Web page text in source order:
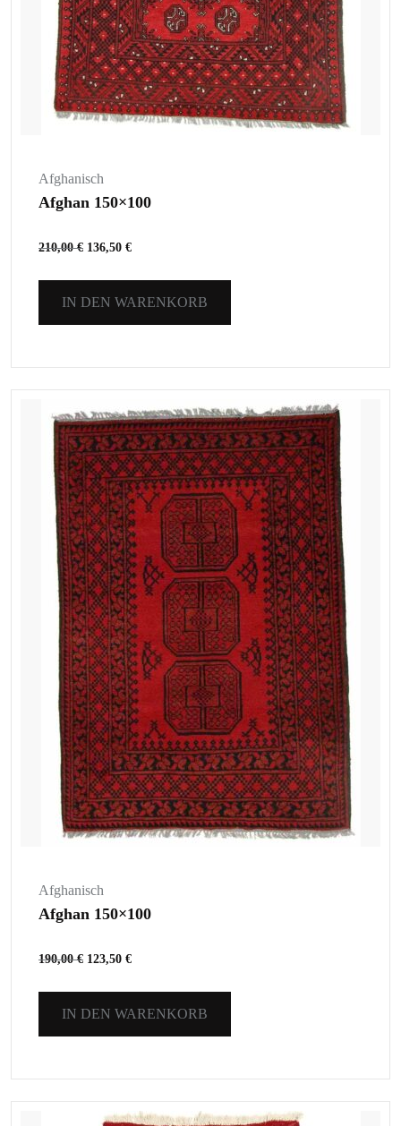
Afghanisch
Afghan 150×100
210,00€ 136,50 €
IN DEN WARENKORB
Afghanisch
Afghan 150×100
190,00€ 123,50 €
IN DEN WARENKORB